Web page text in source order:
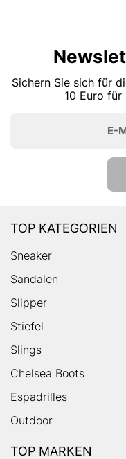
Sichern Sie sich für
10 Euro für
E-
TOP KATEGORIEN
Sneaker
Sandalen
Slipper
Stiefel
Slings
Chelsea Boots
Espadrilles
Outdoor
TOP MARKEN